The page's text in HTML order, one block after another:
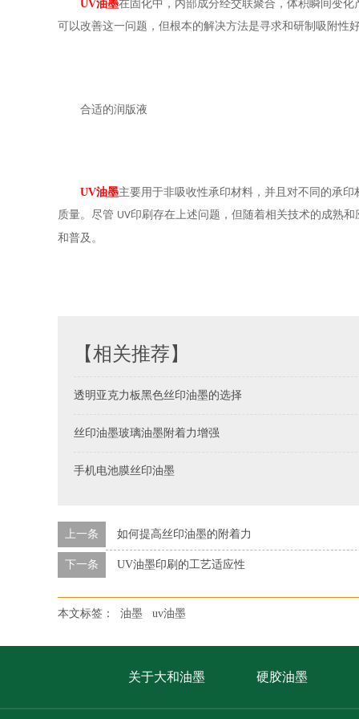
UV油墨在固化中，内部成分经交联聚合，体积瞬间变
可以改善这一问题，但根本的解决方法是寻求和研制吸附性
合适的润版液
UV油墨主要用于非吸收性承印材料，并且对不同的承
质量。尽管 UV印刷存在上述问题，但随着相关技术的成熟
和普及。
【相关推荐】
透明亚克力板黑色丝印油墨的选择
丝印油墨玻璃油墨附着力增强
手机电池膜丝印油墨
上一条 如何提高丝印油墨的附着力
下一条 UV油墨印刷的工艺适应性
本文标签： 油墨 uv油墨
关于大和油墨 硬胶油墨